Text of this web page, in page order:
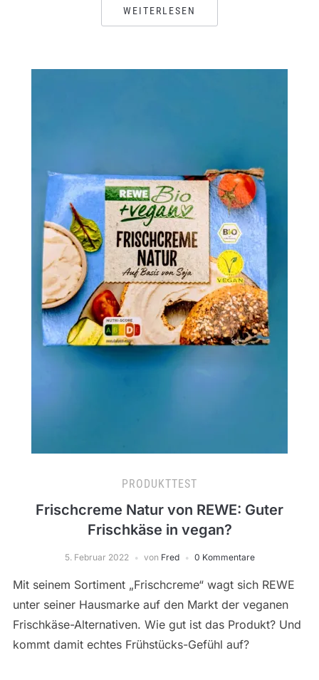
WEITERLESEN
PRODUKTTEST
Frischcreme Natur von REWE: Guter
Frischkäse in vegan?
5. Februar 2022 von Fred 0 Kommentare
Mit seinem Sortiment „Frischcreme“ wagt sich REWE
unter seiner Hausmarke auf den Markt der veganen
Frischkäse-Alternativen. Wie gut ist das Produkt? Und
kommt damit echtes Frühstücks-Gefühl auf?